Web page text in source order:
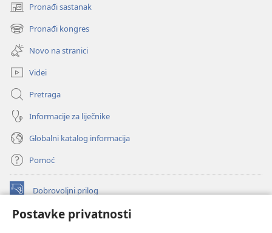
Postavke privatnosti
Pronađi sastanak
(otvara
se
novi
prozor)
Pronađi kongres
(otvara
se
novi
prozor)
Novo na stranici
Videi
Pretraga
Informacije za liječnike
Globalni katalog informacija
Pomoć
Dobrovoljni prilog
(otvara
novi
INTERNETSKA BIBLIOTEKA Watchtower